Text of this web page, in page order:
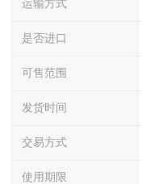
运输方式
是否进口
可售范围
发货时间
交易方式
使用期限